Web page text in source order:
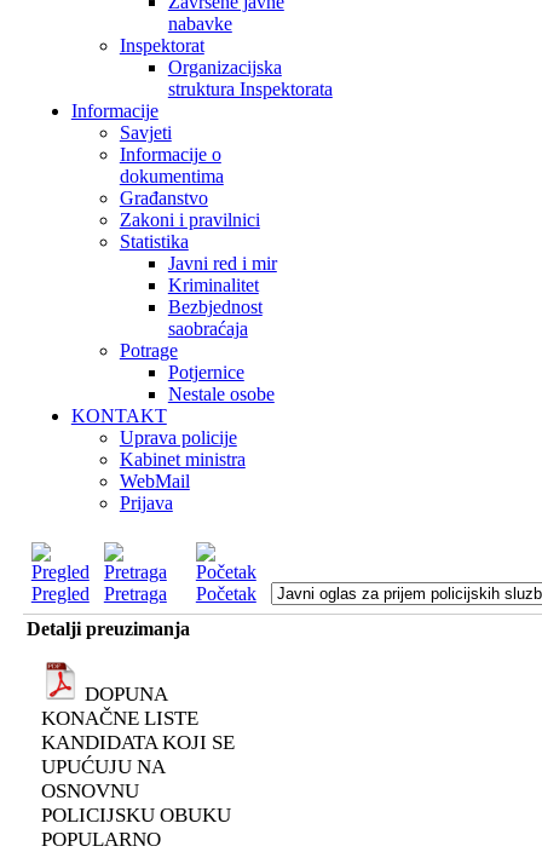
nabavke
Inspektorat
Organizacijska
struktura Inspektorata
Informacije
Savjeti
Informacije o
dokumentima
Građanstvo
Zakoni i pravilnici
Statistika
Javni red i mir
Kriminalitet
Bezbjednost
saobraćaja
Potrage
Potjernice
Nestale osobe
KONTAKT
Uprava policije
Kabinet ministra
WebMail
Prijava
Pregled Pretraga
Početak
Detalji preuzimanja
DOPUNA
KONAČNE LISTE
KANDIDATA KOJI SE
UPUĆUJU NA
OSNOVNU
POLICIJSKU OBUKU
POPULARNO